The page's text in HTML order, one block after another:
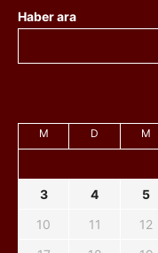
Haber ara
M D M
3
4 5
10
11 12